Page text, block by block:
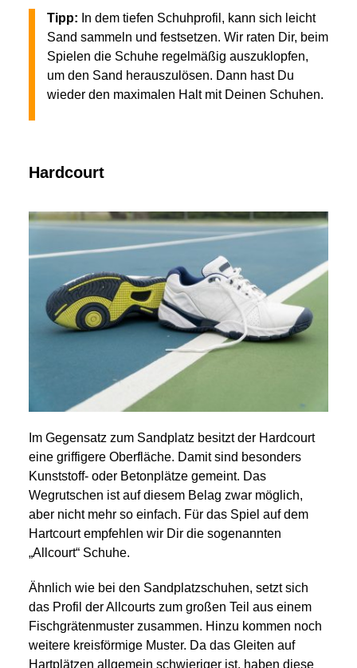
Tipp: In dem tiefen Schuhprofil, kann sich leicht
Sand sammeln und festsetzen. Wir raten Dir, beim
Spielen die Schuhe regelmäßig auszuklopfen,
um den Sand herauszulösen. Dann hast Du
wieder den maximalen Halt mit Deinen Schuhen.
Hardcourt
Im Gegensatz zum Sandplatz besitzt der Hardcourt
eine griffigere Oberfläche. Damit sind besonders
Kunststoff- oder Betonplätze gemeint. Das
Wegrutschen ist auf diesem Belag zwar möglich,
aber nicht mehr so einfach. Für das Spiel auf dem
Hartcourt empfehlen wir Dir die sogenannten
„Allcourt“ Schuhe.
Ähnlich wie bei den Sandplatzschuhen, setzt sich
das Profil der Allcourts zum großen Teil aus einem
Fischgrätenmuster zusammen. Hinzu kommen noch
weitere kreisförmige Muster. Da das Gleiten auf
Hartplätzen allgemein schwieriger ist, haben diese